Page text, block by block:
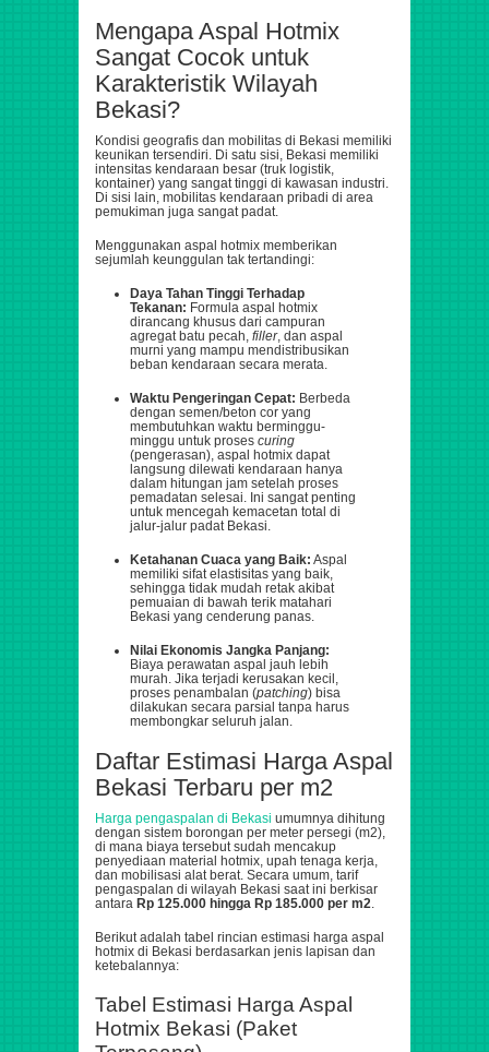
Mengapa Aspal Hotmix
Sangat Cocok untuk
Karakteristik Wilayah
Bekasi?
Kondisi geografis dan mobilitas di Bekasi memiliki
keunikan tersendiri. Di satu sisi, Bekasi memiliki
intensitas kendaraan besar (truk logistik,
kontainer) yang sangat tinggi di kawasan industri.
Di sisi lain, mobilitas kendaraan pribadi di area
pemukiman juga sangat padat.
Menggunakan aspal hotmix memberikan
sejumlah keunggulan tak tertandingi:
Daya Tahan Tinggi Terhadap
Tekanan: Formula aspal hotmix
dirancang khusus dari campuran
agregat batu pecah, filler, dan aspal
murni yang mampu mendistribusikan
beban kendaraan secara merata.
Waktu Pengeringan Cepat: Berbeda
dengan semen/beton cor yang
membutuhkan waktu berminggu-
minggu untuk proses curing
(pengerasan), aspal hotmix dapat
langsung dilewati kendaraan hanya
dalam hitungan jam setelah proses
pemadatan selesai. Ini sangat penting
untuk mencegah kemacetan total di
jalur-jalur padat Bekasi.
Ketahanan Cuaca yang Baik: Aspal
memiliki sifat elastisitas yang baik,
sehingga tidak mudah retak akibat
pemuaian di bawah terik matahari
Bekasi yang cenderung panas.
Nilai Ekonomis Jangka Panjang:
Biaya perawatan aspal jauh lebih
murah. Jika terjadi kerusakan kecil,
proses penambalan (patching) bisa
dilakukan secara parsial tanpa harus
membongkar seluruh jalan.
Daftar Estimasi Harga Aspal
Bekasi Terbaru per m2
Harga pengaspalan di Bekasi umumnya dihitung
dengan sistem borongan per meter persegi (m2),
di mana biaya tersebut sudah mencakup
penyediaan material hotmix, upah tenaga kerja,
dan mobilisasi alat berat. Secara umum, tarif
pengaspalan di wilayah Bekasi saat ini berkisar
antara Rp 125.000 hingga Rp 185.000 per m2
Berikut adalah tabel rincian estimasi harga aspal
hotmix di Bekasi berdasarkan jenis lapisan dan
ketebalannya:
Tabel Estimasi Harga Aspal
Hotmix Bekasi (Paket